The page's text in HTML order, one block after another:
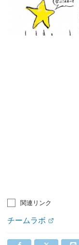
関連リンク
チームラボ